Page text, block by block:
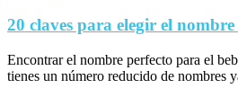
20 claves para elegir el
Encontrar el nombre perfecto para el
tienes un número reducido de nombres